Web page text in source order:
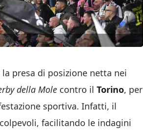
presa di posizione netta nei
della Mole contro il Torino, per
sportiva. Infatti, il
facilitando le indagini